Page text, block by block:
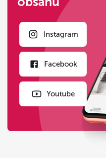
Instagram
Facebook
Youtube